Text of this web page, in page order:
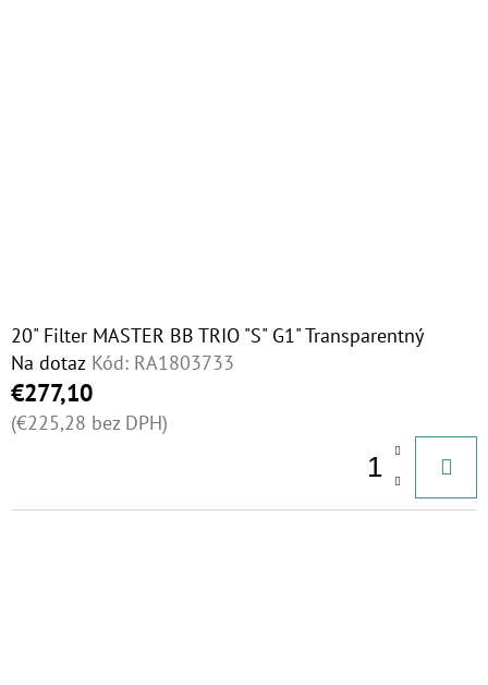
20" Filter MASTER BB TRIO "S" G1" Transparentný
Na dotaz Kód: RA1803733
€277,10
(€225,28 bez DPH)